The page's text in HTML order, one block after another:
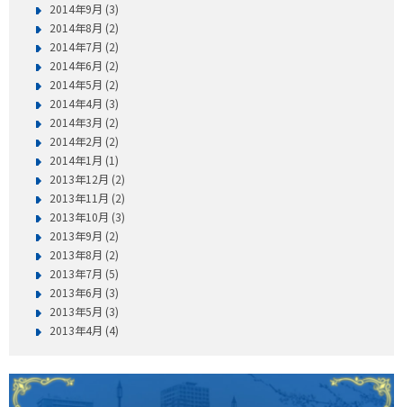
2014年9月 (3)
2014年8月 (2)
2014年7月 (2)
2014年6月 (2)
2014年5月 (2)
2014年4月 (3)
2014年3月 (2)
2014年2月 (2)
2014年1月 (1)
2013年12月 (2)
2013年11月 (2)
2013年10月 (3)
2013年9月 (2)
2013年8月 (2)
2013年7月 (5)
2013年6月 (3)
2013年5月 (3)
2013年4月 (4)